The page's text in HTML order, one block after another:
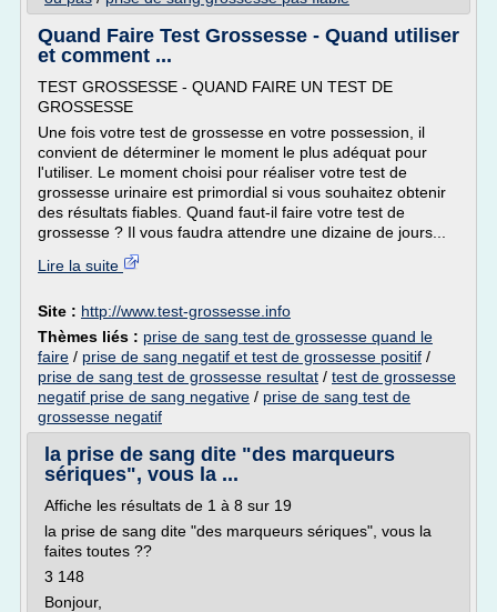
Quand Faire Test Grossesse - Quand utiliser
et comment ...
TEST GROSSESSE - QUAND FAIRE UN TEST DE
GROSSESSE
Une fois votre test de grossesse en votre possession, il
convient de déterminer le moment le plus adéquat pour
l'utiliser. Le moment choisi pour réaliser votre test de
grossesse urinaire est primordial si vous souhaitez obtenir
des résultats fiables. Quand faut-il faire votre test de
grossesse ? Il vous faudra attendre une dizaine de jours...
Lire la suite
Site : http://www.test-grossesse.info
Thèmes liés : prise de sang test de grossesse quand le
faire / prise de sang negatif et test de grossesse positif /
prise de sang test de grossesse resultat / test de grossesse
negatif prise de sang negative / prise de sang test de
grossesse negatif
la prise de sang dite "des marqueurs
sériques", vous la ...
Affiche les résultats de 1 à 8 sur 19
la prise de sang dite "des marqueurs sériques", vous la
faites toutes ??
3 148
Bonjour,